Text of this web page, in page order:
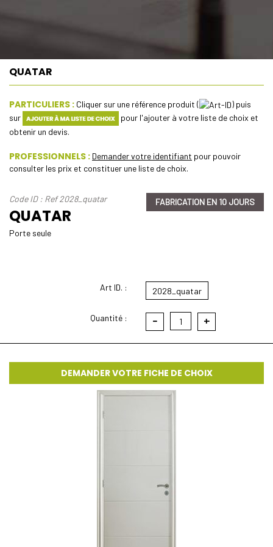
QUATAR
PARTICULIERS : Cliquer sur une référence produit (
) puis
sur
pour l'ajouter à votre liste de choix et
obtenir un devis.
PROFESSIONNELS : Demander votre identifiant pour pouvoir
consulter les prix et constituer une liste de choix.
Code ID : Ref 2028_quatar
QUATAR
FABRICATION EN 10 JOURS
Porte seule
Art ID. :
Quantité :
2028_quatar
- 1 +
DEMANDER VOTRE FICHE DE CHOIX